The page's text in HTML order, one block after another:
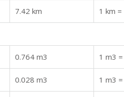
7.42 km 1 km =
0.764 m3 1 m3 =
0.028 m3 1 m3 =